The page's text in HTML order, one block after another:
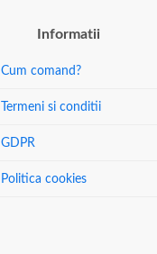
Informatii
Cum comand?
Termeni si conditii
GDPR
Politica cookies